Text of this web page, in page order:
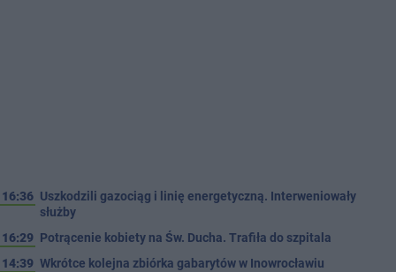
16:36 Uszkodzili gazociąg i linię energetyczną. Interweniowały
służby
16:29 Potrącenie kobiety na Św. Ducha. Trafiła do szpitala
14:39 Wkrótce kolejna zbiórka gabarytów w Inowrocławiu